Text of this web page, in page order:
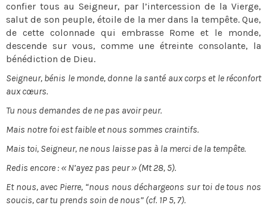
confier tous au Seigneur, par l’intercession de la Vierge,
salut de son peuple, étoile de la mer dans la tempête. Que,
de cette colonnade qui embrasse Rome et le monde,
descende sur vous, comme une étreinte consolante, la
bénédiction de Dieu.
Seigneur, bénis le monde, donne la santé aux corps et le réconfort
aux cœurs.
Tu nous demandes de ne pas avoir peur.
Mais notre foi est faible et nous sommes craintifs.
Mais toi, Seigneur, ne nous laisse pas à la merci de la tempête.
Redis encore : « N’ayez pas peur » (Mt 28, 5).
Et nous, avec Pierre, “nous nous déchargeons sur toi de tous nos
soucis, car tu prends soin de nous” (cf. 1P 5, 7).